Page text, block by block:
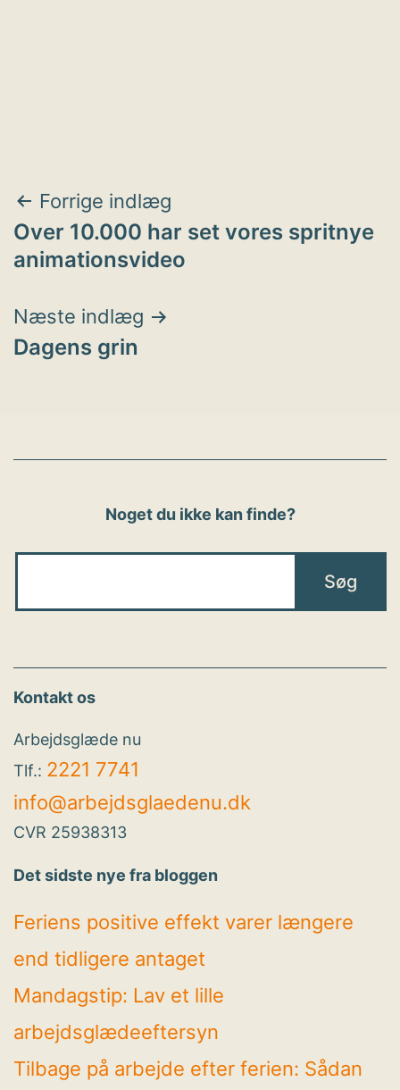
Indlægsnavigation
Forrige indlæg
Over 10.000 har set vores spritnye
animationsvideo
Næste indlæg
Dagens grin
Noget du ikke kan finde?
Kontakt os
Arbejdsglæde nu
Tlf.: 2221 7741
info@arbejdsglaedenu.dk
CVR 25938313
Det sidste nye fra bloggen
Feriens positive effekt varer længere
end tidligere antaget
Mandagstip: Lav et lille
arbejdsglædeeftersyn
Tilbage på arbejde efter ferien: Sådan